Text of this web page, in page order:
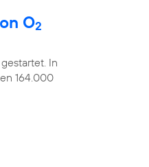
O2
In
164.000